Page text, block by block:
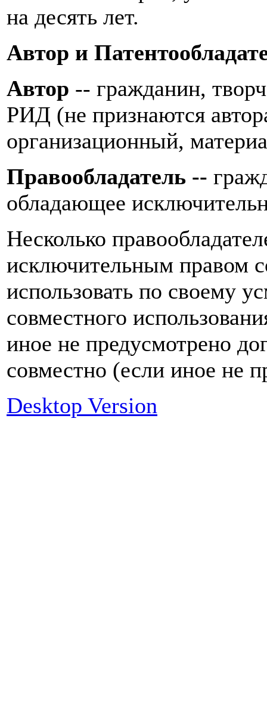
на десять лет.
Автор и
Автор -- гражданин,
РИД (не признаются
организационный,
Правообладатель --
обладающее
Несколько
исключительным правом
использовать по своему
совместного
иное не предусмотрено
совместно (если иное не
Desktop Version